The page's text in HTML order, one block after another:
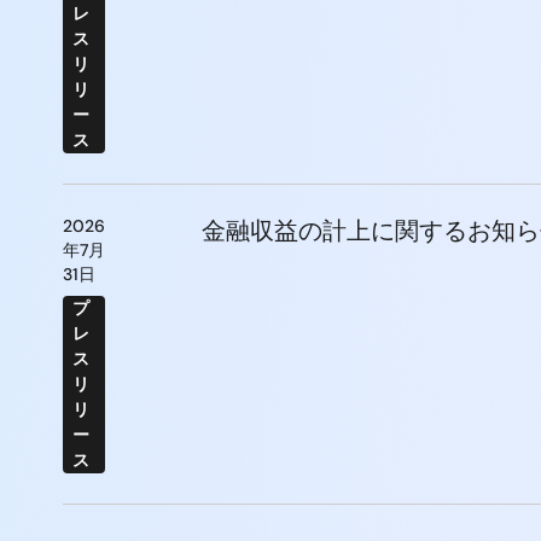
レ
ス
リ
リ
ー
ス
2026
年7月
31日
プ
レ
ス
リ
リ
ー
ス
金融収益の計上に関するお知